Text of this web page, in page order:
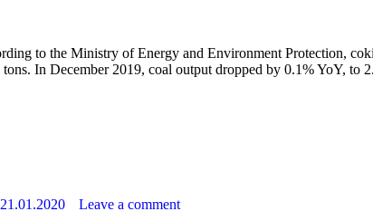
to the Ministry of Energy and Environment Protection,
In December 2019, coal output dropped by 0.1% YoY, to
21.01.2020
Leave a comment